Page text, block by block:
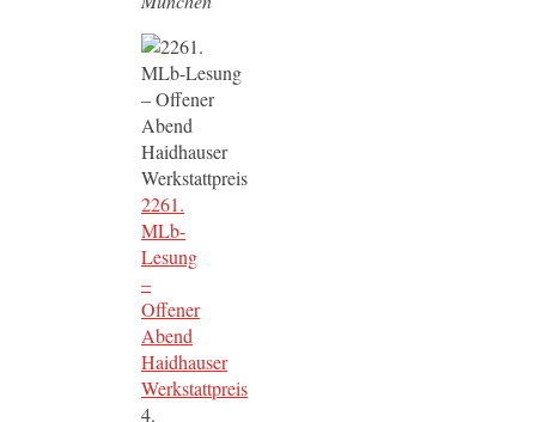
2261.
MLb-
Lesung
–
Offener
Abend
Haidhauser
Werkstattpreis
4.